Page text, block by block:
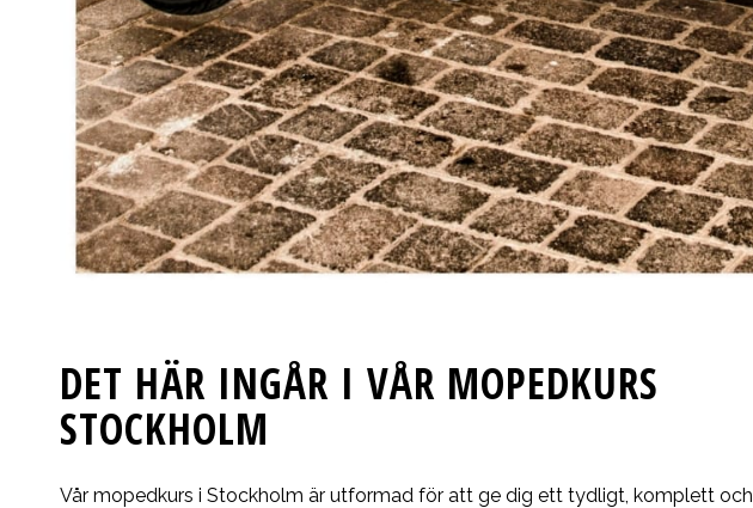
DET HÄR INGÅR I VÅR MOPEDKURS
STOCKHOLM
Vår mopedkurs i Stockholm är utformad för att ge dig ett tydligt, komplett och